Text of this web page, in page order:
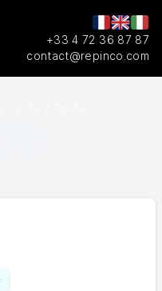
+33 4 72 36 87 87
contact@repinco.com